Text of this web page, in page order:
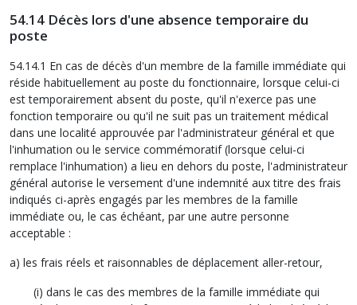
54.14 Décès lors d'une absence temporaire du
poste
54.14.1 En cas de décès d'un membre de la famille immédiate qui
réside habituellement au poste du fonctionnaire, lorsque celui-ci
est temporairement absent du poste, qu'il n'exerce pas une
fonction temporaire ou qu'il ne suit pas un traitement médical
dans une localité approuvée par l'administrateur général et que
l'inhumation ou le service commémoratif (lorsque celui-ci
remplace l'inhumation) a lieu en dehors du poste, l'administrateur
général autorise le versement d'une indemnité aux titre des frais
indiqués ci-après engagés par les membres de la famille
immédiate ou, le cas échéant, par une autre personne
acceptable :
a) les frais réels et raisonnables de déplacement aller-retour,
(i) dans le cas des membres de la famille immédiate qui